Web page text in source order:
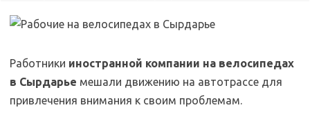
Работники иностранной компании на велосипедах
в Сырдарье мешали движению на автотрассе для
привлечения внимания к своим проблемам.